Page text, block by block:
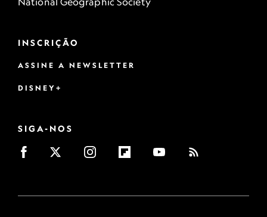
INSCRIÇÃO
ASSINE A NEWSLETTER
DISNEY+
SIGA-NOS